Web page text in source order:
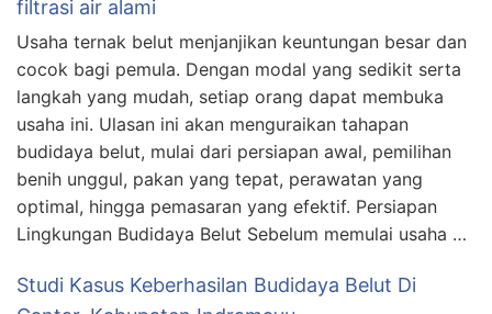
filtrasi air alami
Usaha ternak belut menjanjikan keuntungan besar dan
cocok bagi pemula. Dengan modal yang sedikit serta
langkah yang mudah, setiap orang dapat membuka
usaha ini. Ulasan ini akan menguraikan tahapan
budidaya belut, mulai dari persiapan awal, pemilihan
benih unggul, pakan yang tepat, perawatan yang
optimal, hingga pemasaran yang efektif. Persiapan
Lingkungan Budidaya Belut Sebelum memulai usaha …
Studi Kasus Keberhasilan Budidaya Belut Di